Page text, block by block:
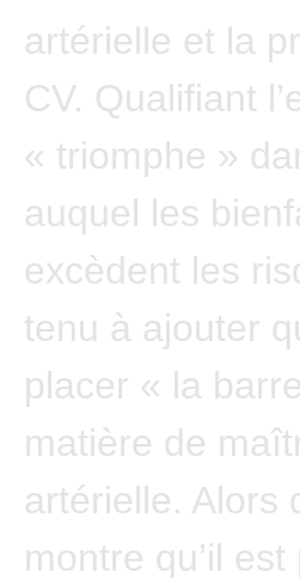
artérielle et la
CV. Qualifiant
« triomphe »
auquel les
excèdent les
tenu à ajouter
placer « la
matière de
artérielle. Alors
montre qu’il